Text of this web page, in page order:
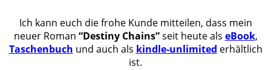
Ich kann euch die frohe Kunde mitteilen, dass mein
neuer Roman “Destiny Chains”seit heute als eBook,
Taschenbuch und auch als kindle-unlimited erhältlich
ist.